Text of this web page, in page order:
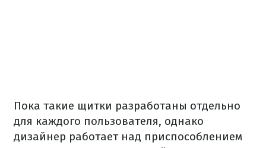
Пока такие щитки разработаны отдельно
для каждого пользователя, однако
дизайнер работает над приспособлением